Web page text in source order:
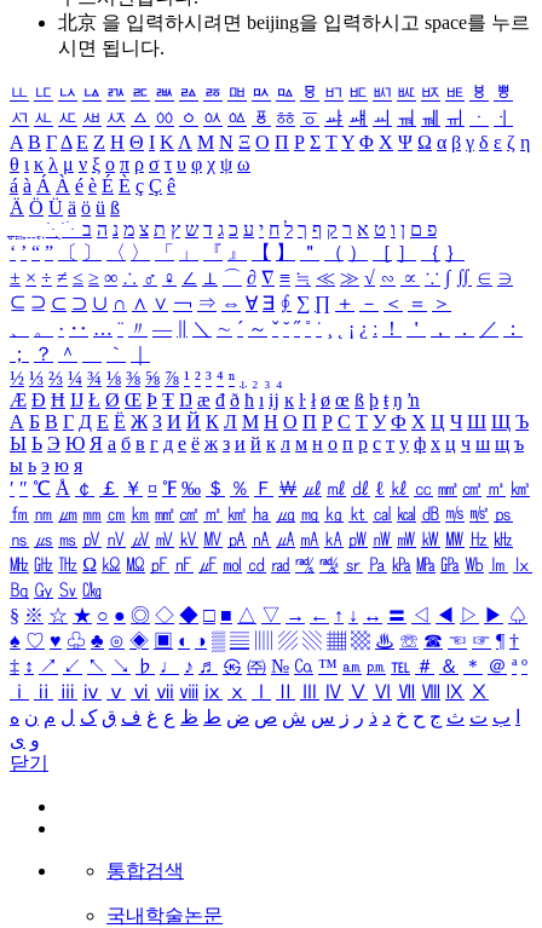
北京 을 입력하시려면 beijing을 입력하시고 space를 누르
시면 됩니다.
ㅥ ㅦ ㅧ ㅨ ㅩ ㅪ ㅫ ㅬ ㅭ ㅮ ㅯ ㅰ ㅱ ㅲ ㅳ ㅴ ㅵ ㅶ ㅷ ㅸ
ㅹ
ㅺ ㅻ ㅼ ㅽ ㅾ ㅿ ㆀ ㆁ ㆂ ㆃ ㆄ ㆅ ㆆ ㆇ ㆈ ㆉ ㆊ ㆋ ㆌ ㆍ
ㆎ
Α Β ΓΔ Ε Ζ Η Θ Ι ΚΛ Μ Ν Ξ Ο Π Ρ Σ ΤΥ Φ Χ Ψ Ω α β γ δ ε ζ η
θ ι κ λ μ ν ξ ο π ρ σ τ υ φ χ ψ ω
á à Á À é è É È ç Ç ê
Ä Ö Ü ä ö ü ß
ִֶֹ ֻּ ׁׂ פ ם ן ו ט א ר ק ף ך ל ח י ע כ ג ד ש ץ ת צ מ נ ה ב
‘ ’ “ ” 〔 〕 〈 〉 「 」 『 』 【 】 ＂ （ ） ［ ］ ｛ ｝
± × ÷ ≠ ≤ ≥ ∞ ∴ ♂ ♀ ∠ ⊥ ⌒ ∂ ∇ ≡ ≒ ≪ ≫ √ ∽ ∝ ∵ ∫ ∬ ∈ ∋
⊆ ⊇ ⊂ ⊃ ∪ ∩ ∧ ∨ ￢ ⇒ ⇔ ∀ ∃ ∮ ∑ ∏ ＋ － ＜ ＝
＞
、
。 · ‥ … ¨ 〃 ― ＼ ∼ ´ ～ ˇ ˘ ˝ ˚ ˙ ¸ ¡ ¿ ː ！ ＇ ， ． ／
：
；
？ ＾ ｀
½ ⅓ ⅔ ¼ ¾ ⅛ ⅜ ⅝ ⅞ ¹ ² ³ ⁴ ⁿ ₁ ₂ ₃ ₄
Æ Ð Ħ Ĳ Ł Ø Œ Þ Ŧ Ŋ æ đ ð ħ ı ĳ ĸ ŀ ł ø œ ß þ ŧ ŋ ŉ
А Б В Г Д Е Ё Ж З И Й К Л М Н О П Р С Т У Ф Х Ц Ч Ш Щ Ъ
Ы Ь Э Ю Я а б в г д е ё ж з и й к л м н о п р с т у ф х ц ч ш щ ъ
ы ь э ю я
′ ″ ℃ Å ￠ ￡ ￥ ¤ ℉ ‰ ＄ ％ Ｆ ￦ ㎕ ㎖ ㎗ ℓ ㎘ ㏄ ㎣ ㎤ ㎥ ㎦
㎙ ㎚ ㎛ ㎜ ㎝ ㎞ ㎟ ㎠ ㎡ ㎢ ㏊ ㎍ ㎎ ㎏ ㏏ ㎈ ㎉ ㏈ ㎧ ㎨ ㎰
㎱ ㎲ ㎳ ㎴ ㎵ ㎶ ㎷ ㎸ ㎹ ㎀ ㎁ ㎂ ㎃ ㎄ ㎺ ㎻ ㎽ ㎾ ㎿ ㎐ ㎑
㎒ ㎓ ㎔ Ω ㏀ ㏁ ㎊ ㎋ ㎌ ㏖ ㏅ ㎭ ㎮ ㎯ ㏛ ㎩ ㎪ ㎫ ㎬ ㏝ ㏐
㏓
㏃ ㏉ ㏜ ㏆
§ ※ ☆ ★ ○ ● ◎ ◇ ◆ □ ■ △ ▽ → ← ↑ ↓ ↔ 〓 ◁ ◀ ▷ ▶ ♤
♠ ♡ ♥ ♧ ♣ ⊙ ◈ ▣ ◐ ◑ ▒ ▤ ▨ ▧ ▦ ▩ ♨ ☏ ☎ ☜ ☞ ¶ †
‡ ↕ ↗ ↙ ↖ ↘ ♭ ♩ ♪ ♬ ㉿ ㈜ № ㏇ ™ ㏂ ㏘ ℡ ＃ ＆ ＊ ＠ ª º
ⅰ
ⅱ ⅲ ⅳ ⅴ ⅵ ⅶ ⅷ ⅸ ⅹ Ⅳ Ⅴ Ⅵ Ⅶ Ⅷ Ⅸ Ⅹ
ب ت ث ج ح خ د ذ ر ز س ش ص ض ط ظ ع غ ف ق ک ل م ن ه
و ی
닫기
통합검색
국내학술논문